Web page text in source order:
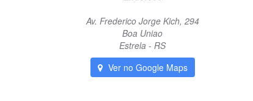
Av. Frederico Jorge Kich, 294
Boa Uniao
Estrela - RS
Ver no Google Maps